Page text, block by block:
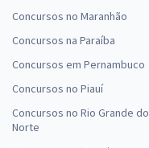
Concursos no Maranhão
Concursos na Paraíba
Concursos em Pernambuco
Concursos no Piauí
Concursos no Rio Grande do
Norte